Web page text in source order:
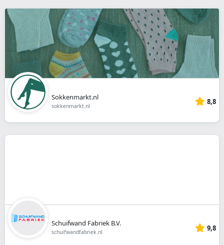
Sokkenmarkt.nl
sokkenmarkt.nl 8,8
Schuifwand Fabriek B.V.
schuifwandfabriek.nl 9,8